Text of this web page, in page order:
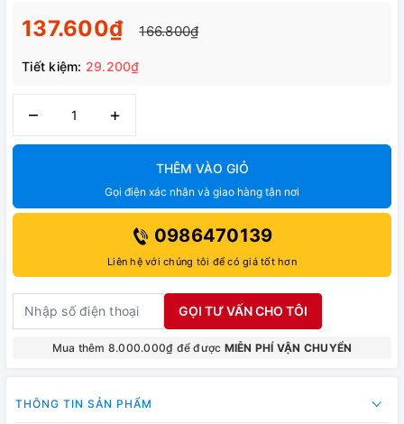
137.600₫ 166.800₫
Tiết kiệm: 29.200₫
– +
THÊM VÀO GIỎ
Gọi điện xác nhận và giao hàng tận nơi
0986470139
Liên hệ với chúng tôi để có giá tốt hơn
GỌI TƯ VẤN CHO TÔI
Mua thêm 8.000.000₫ để được MIỄN PHÍ VẬN CHUYỂN
THÔNG TIN SẢN PHẨM